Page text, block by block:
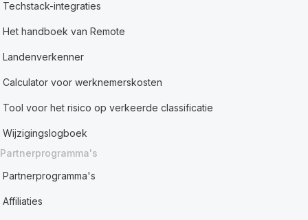
Techstack-integraties
Het handboek van Remote
Landenverkenner
Calculator voor werknemerskosten
Tool voor het risico op verkeerde classificatie
Wijzigingslogboek
Partnerprogramma's
Partnerprogramma's
Affiliaties